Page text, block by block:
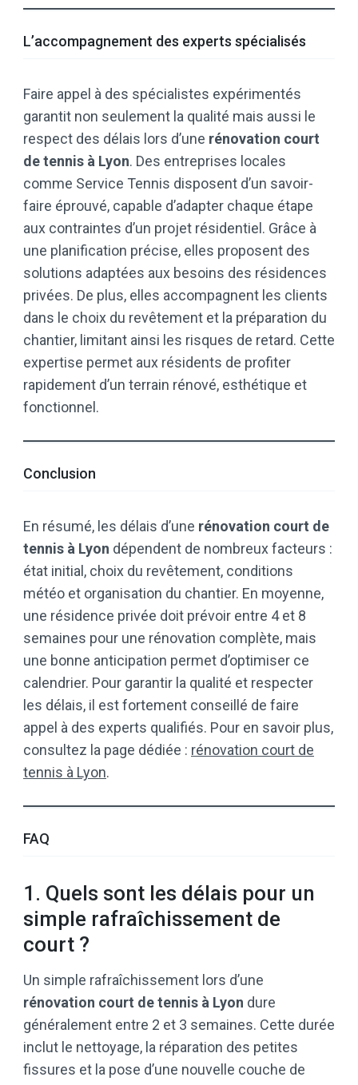
L’accompagnement des experts spécialisés
Faire appel à des spécialistes expérimentés
garantit non seulement la qualité mais aussi le
respect des délais lors d’une rénovation court
de tennis à Lyon. Des entreprises locales
comme Service Tennis disposent d’un savoir-
faire éprouvé, capable d’adapter chaque étape
aux contraintes d’un projet résidentiel. Grâce à
une planification précise, elles proposent des
solutions adaptées aux besoins des résidences
privées. De plus, elles accompagnent les clients
dans le choix du revêtement et la préparation du
chantier, limitant ainsi les risques de retard. Cette
expertise permet aux résidents de profiter
rapidement d’un terrain rénové, esthétique et
fonctionnel.
Conclusion
En résumé, les délais d’une rénovation court de
tennis à Lyon dépendent de nombreux facteurs :
état initial, choix du revêtement, conditions
météo et organisation du chantier. En moyenne,
une résidence privée doit prévoir entre 4 et 8
semaines pour une rénovation complète, mais
une bonne anticipation permet d’optimiser ce
calendrier. Pour garantir la qualité et respecter
les délais, il est fortement conseillé de faire
appel à des experts qualifiés. Pour en savoir plus,
consultez la page dédiée : rénovation court de
tennis à Lyon.
FAQ
1. Quels sont les délais pour un
simple rafraîchissement de
court ?
Un simple rafraîchissement lors d’une
rénovation court de tennis à Lyon dure
généralement entre 2 et 3 semaines. Cette durée
inclut le nettoyage, la réparation des petites
fissures et la pose d’une nouvelle couche de